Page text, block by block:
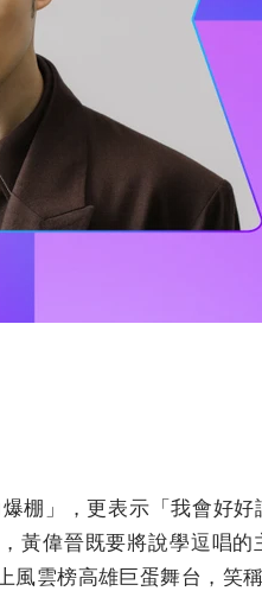
棚」，更表示「我會好
黃偉晉既要將說學逗唱
雲榜高雄巨蛋舞台，笑